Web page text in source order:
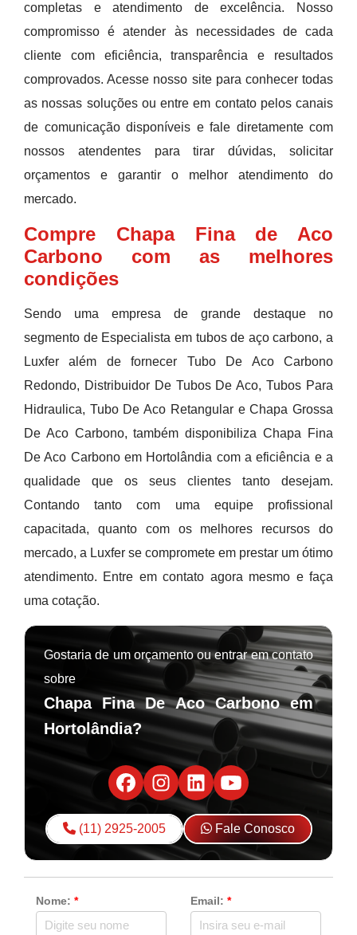
completas e atendimento de excelência. Nosso
compromisso é atender às necessidades de cada
cliente com eficiência, transparência e resultados
comprovados. Acesse nosso site para conhecer todas
as nossas soluções ou entre em contato pelos canais
de comunicação disponíveis e fale diretamente com
nossos atendentes para tirar dúvidas, solicitar
orçamentos e garantir o melhor atendimento do
mercado.
Compre Chapa Fina de Aco
Carbono com as melhores
condições
Sendo uma empresa de grande destaque no
segmento de Especialista em tubos de aço carbono, a
Luxfer além de fornecer Tubo De Aco Carbono
Redondo, Distribuidor De Tubos De Aco, Tubos Para
Hidraulica, Tubo De Aco Retangular e Chapa Grossa
De Aco Carbono, também disponibiliza Chapa Fina
De Aco Carbono em Hortolândia com a eficiência e a
qualidade que os seus clientes tanto desejam.
Contando tanto com uma equipe profissional
capacitada, quanto com os melhores recursos do
mercado, a Luxfer se compromete em prestar um ótimo
atendimento. Entre em contato agora mesmo e faça
uma cotação.
Gostaria de um orçamento ou entrar em contato
sobre
Chapa Fina De Aco Carbono em
Hortolândia?
(11) 2925-2005 Fale Conosco
Nome: * Email: *